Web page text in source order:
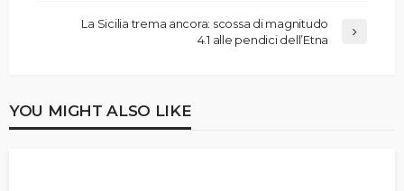
La Sicilia trema ancora: scossa di magnitudo
4.1 alle pendici dell’Etna
YOU MIGHT ALSO LIKE